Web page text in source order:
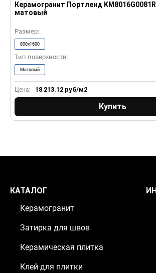
Керамогранит Портленд
матовый
Цена: 18 213.12 руб/м2
Купить
Размер:
800x1600
Тип поверхности:
Матовый
КАТАЛОГ
Керамогранит
Затирка для швов
Керамическая плитка
Клей для плитки